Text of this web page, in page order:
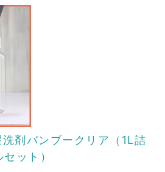
剤バンブークリア（1L詰
ット）